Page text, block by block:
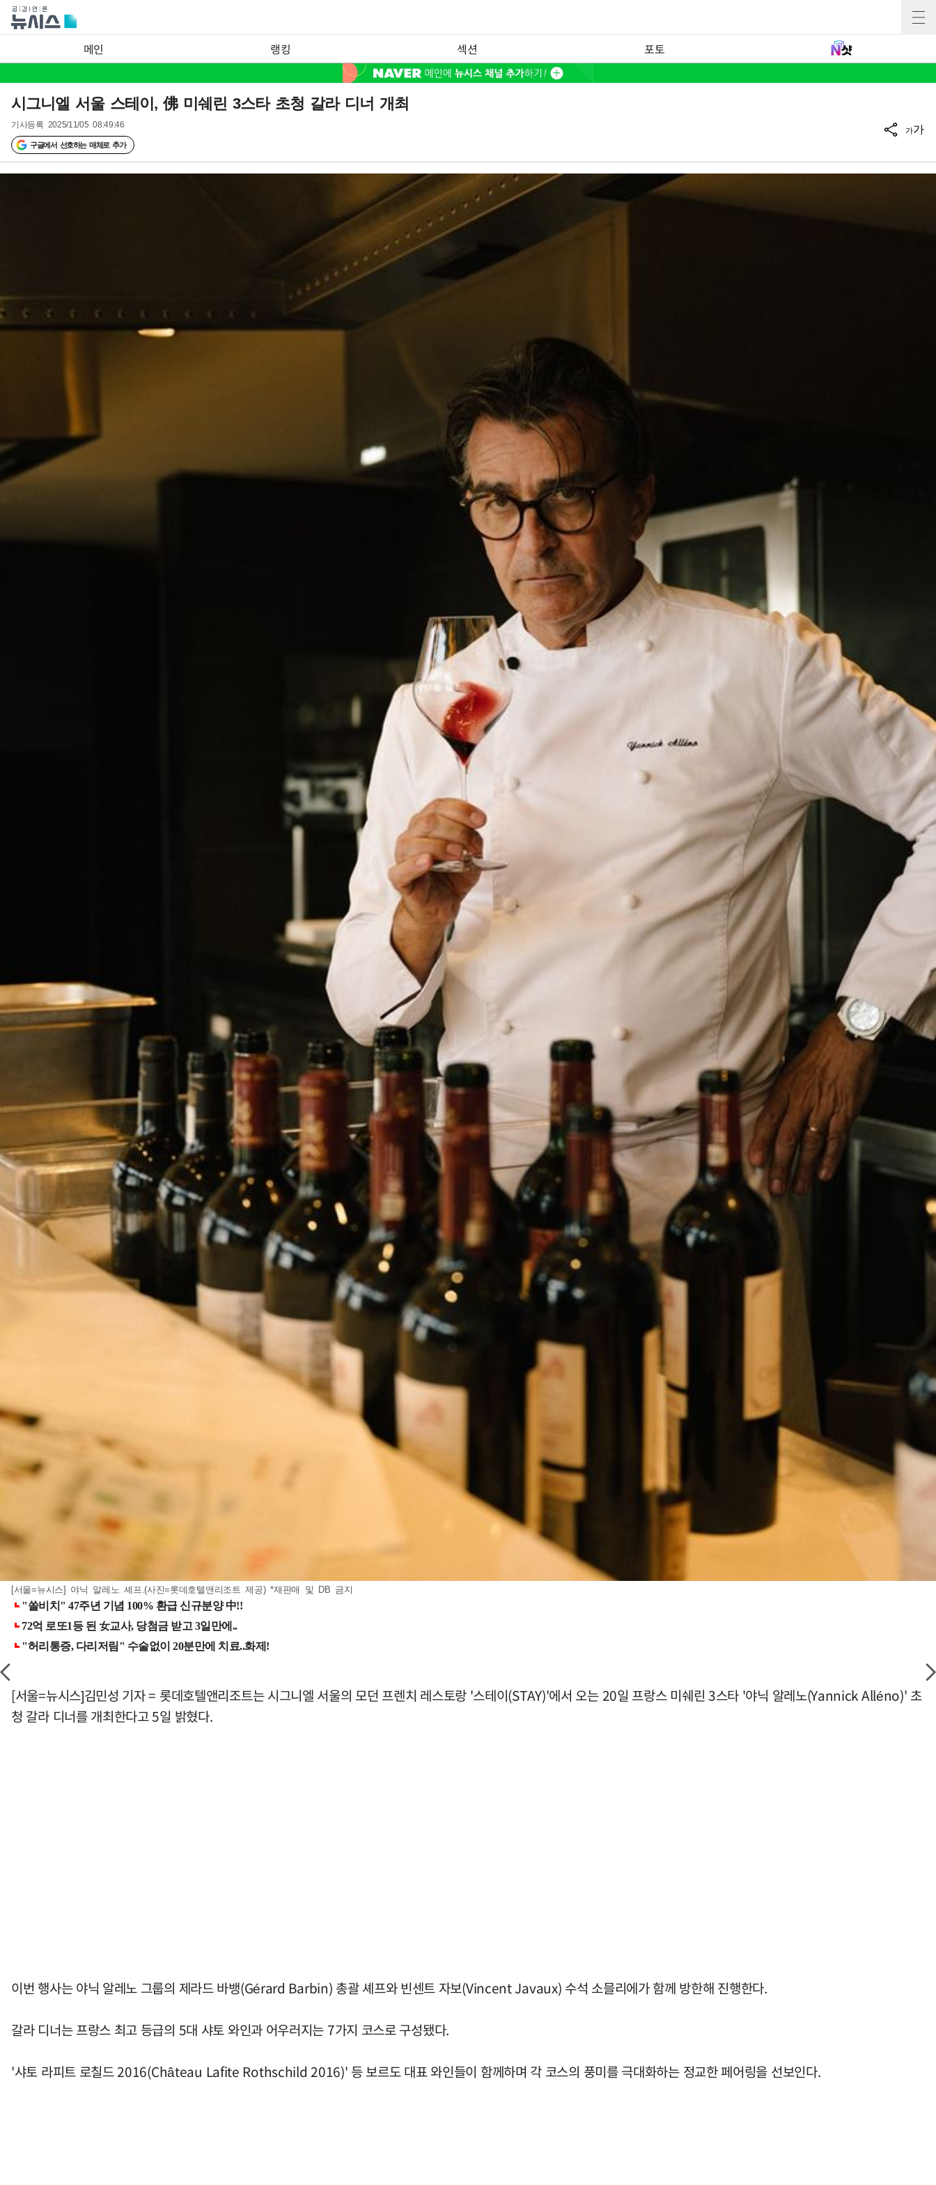
메인 랭킹 섹션 포토
시그니엘 서울 스테이, 佛 미쉐린 3스타 초청 갈라 디너 개최
기사등록 2025/11/05 08:49:46
구글에서 선호하는 매체로 추가
가가
[서울=뉴시스] 야닉 알레노 셰프.(사진=롯데호텔앤리조트 제공) *재판매 및 DB 금지
[서울=뉴시스]김민성 기자 = 롯데호텔앤리조트는 시그니엘 서울의 모던 프렌치 레스토랑 '스테이(STAY)'에서 오는 20일 프랑스 미쉐린 3스타 '야닉 알레노(Yannick Alléno)' 초
청 갈라 디너를 개최한다고 5일 밝혔다.
이번 행사는 야닉 알레노 그룹의 제라드 바뱅(Gérard Barbin) 총괄 셰프와 빈센트 자보(Vincent Javaux) 수석 소믈리에가 함께 방한해 진행한다.
갈라 디너는 프랑스 최고 등급의 5대 샤토 와인과 어우러지는 7가지 코스로 구성됐다.
'샤토 라피트 로칠드 2016(Château Lafite Rothschild 2016)' 등 보르도 대표 와인들이 함께하며 각 코스의 풍미를 극대화하는 정교한 페어링을 선보인다.